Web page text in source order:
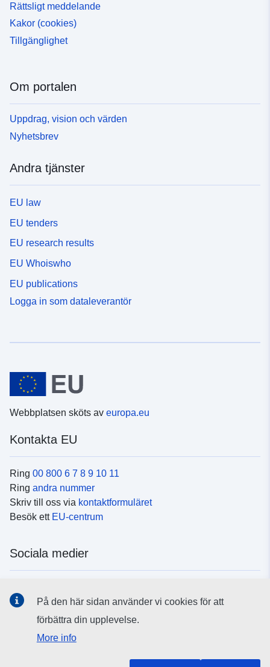
Rättsligt meddelande
Kakor (cookies)
Tillgänglighet
Om portalen
Uppdrag, vision och värden
Nyhetsbrev
Andra tjänster
EU law
EU tenders
EU research results
EU Whoiswho
EU publications
Logga in som dataleverantör
Webbplatsen sköts av europa.eu
Kontakta EU
Ring 00 800 6 7 8 9 10 11
Ring andra nummer
Skriv till oss via kontaktformuläret
Besök ett EU-centrum
Sociala medier
EU:s institutioner och organ
På den här sidan använder vi cookies för att
förbättra din upplevelse.
More info